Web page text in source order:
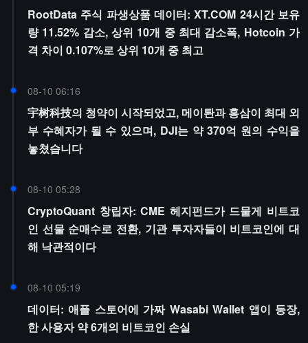
RootData 주식 파생상품 데이터: XT.COM 24시간 보유
량 11.52% 감소, 상위 10개 중 최대 감소폭, Hotcoin 가
격 차이 0.107%로 상위 10개 중 최고
08-10 06:16
宇树科技의 청약이 시작되었고, 메이퇀과 홍삼이 최대 외
부 수혜자가 될 수 있으며, DJI는 약 370억 원의 수익을
놓쳤습니다
08-10 05:28
CryptoQuant 창립자: CME 헤지펀드가 드물게 비트코
인 선물 순매수로 전환, 기관 투자자들이 비트코인에 대
해 낙관적이다
08-10 05:19
데이터: 애플 스토어에 가짜 Wasabi Wallet 앱이 등장,
한 사용자 약 6개의 비트코인 손실